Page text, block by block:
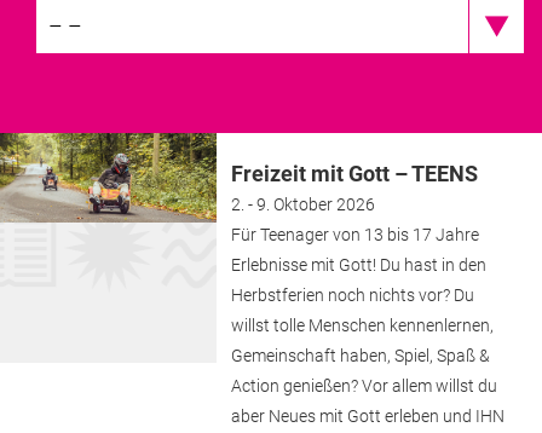
– –
Freizeit mit Gott – TEENS
2. - 9. Oktober 2026
Für Teenager von 13 bis 17 Jahre
Erlebnisse mit Gott! Du hast in den
Herbstferien noch nichts vor? Du
willst tolle Menschen kennenlernen,
Gemeinschaft haben, Spiel, Spaß &
Action genießen? Vor allem willst du
aber Neues mit Gott erleben und IHN